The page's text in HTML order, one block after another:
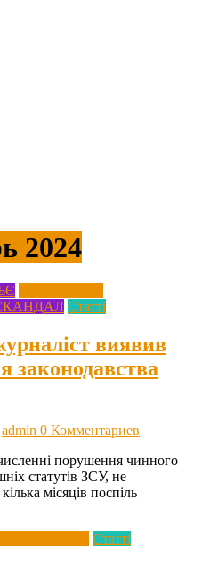
2024
Статті
виявив
законодавства
admin 0 Комментариев
порушення чинного
статутів ЗСУ, не
місяців поспіль
Статті